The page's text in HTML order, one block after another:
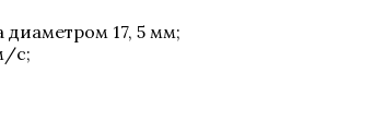
диаметром 17, 5 мм;
c;